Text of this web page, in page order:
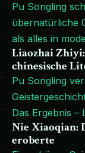
Pu Songling
übernatürliche
als alles in
Liaozhai
chinesische
Pu Songling
Das Ergebnis –
Nie Xiaoqian:
eroberte